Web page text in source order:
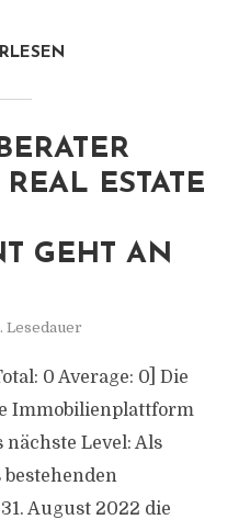
ESTATE
GEHT AN
Lesedauer
0 Average: 0] Die
Immobilienplattform
Level: Als
August 2022 die